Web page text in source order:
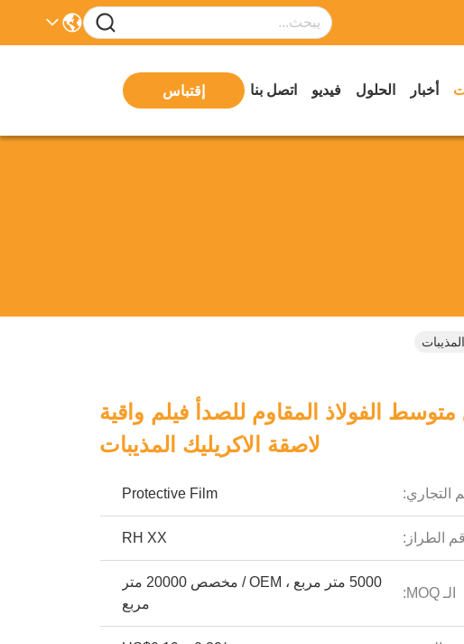
أخبار الحلول فيديو اتصل بنا إقتباس
متوسط ​​الفولاذ المقاوم للصدأ فيلم واقية
لاصقة الاكريليك المذيبات
التجاري: Protective Film
الطراز: RH XX
الـ MOQ:
5000 متر مربع ، OEM / مخصص 20000 متر
مربع